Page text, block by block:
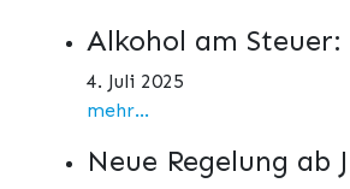
Alkohol am
4. Juli 2025
mehr...
Neue Regelung ab